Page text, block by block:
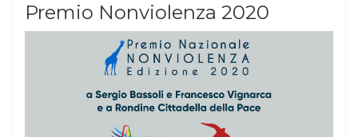
Premio Nonviolenza 2020